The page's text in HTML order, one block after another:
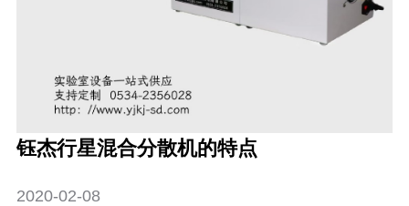
钰杰行星混合分散机的特点
2020-02-08